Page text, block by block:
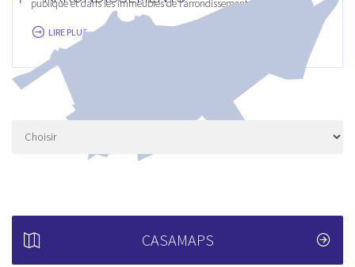
publique et dans les immeubles de l’arrondissement. Il intervient à...
LIRE PLUS...
CASAMAPS